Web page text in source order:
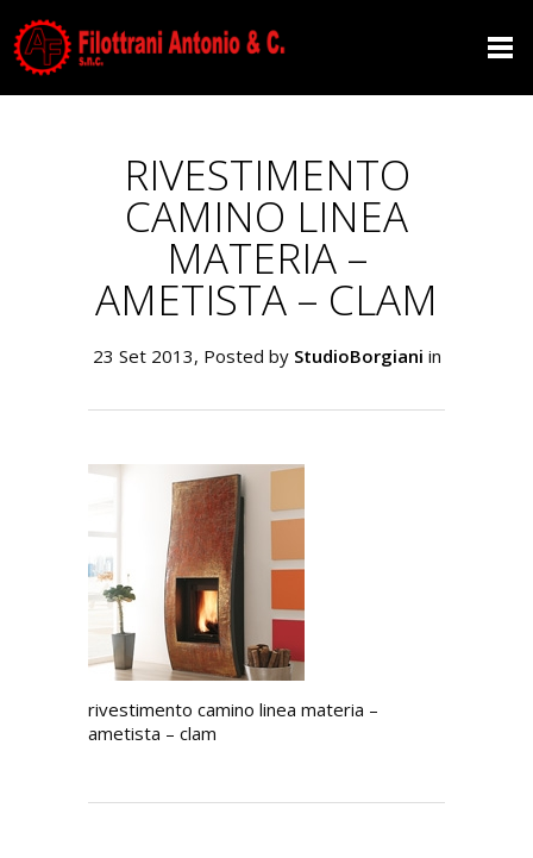
CAMINO LINEA
MATERIA –
RIVESTIMENTO
CAMINO LINEA
MATERIA –
AMETISTA – CLAM
23 Set 2013, Posted by StudioBorgiani in
rivestimento camino linea materia –
ametista – clam